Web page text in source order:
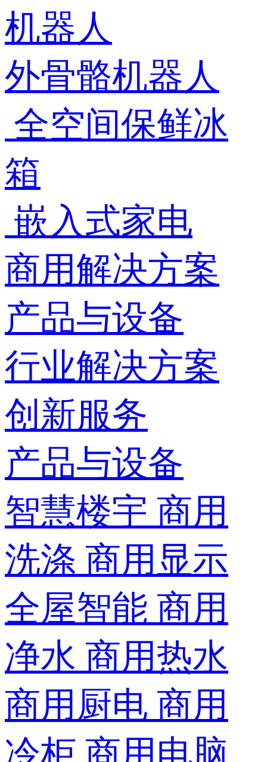
机器人
外骨骼机器人
全空间保鲜冰
箱
嵌入式家电
商用解决方案
产品与设备
行业解决方案
创新服务
产品与设备
智慧楼宇 商用
洗涤 商用显示
全屋智能 商用
净水 商用热水
商用厨电 商用
冷柜 商用电脑